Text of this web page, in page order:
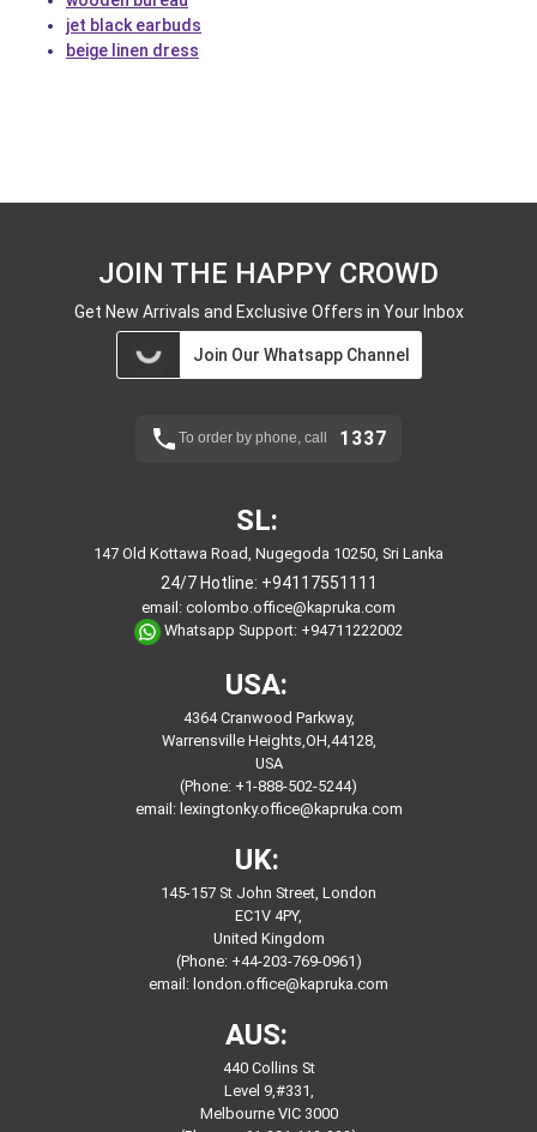
jet black earbuds
beige linen dress
JOIN THE HAPPY CROWD
Get New Arrivals and Exclusive Offers in Your Inbox
Join Our Whatsapp Channel
To order by phone, call 1337
SL:
147 Old Kottawa Road, Nugegoda 10250, Sri Lanka
24/7 Hotline: +94117551111
email: colombo.office@kapruka.com
Whatsapp Support: +94711222002
USA:
4364 Cranwood Parkway,
Warrensville Heights,OH,44128,
USA
(Phone: +1-888-502-5244)
email: lexingtonky.office@kapruka.com
UK:
145-157 St John Street, London
EC1V 4PY,
United Kingdom
(Phone: +44-203-769-0961)
email: london.office@kapruka.com
AUS:
440 Collins St
Level 9,#331,
Melbourne VIC 3000